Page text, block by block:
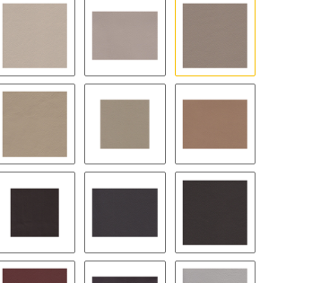
1189 - saharabeige1185 - seidenbeige
1158 -
1156 - champignon1186 - kaschmirbeige
1160 - sand
1179 - dunkelbraun1162 - espressobraun
1196 -